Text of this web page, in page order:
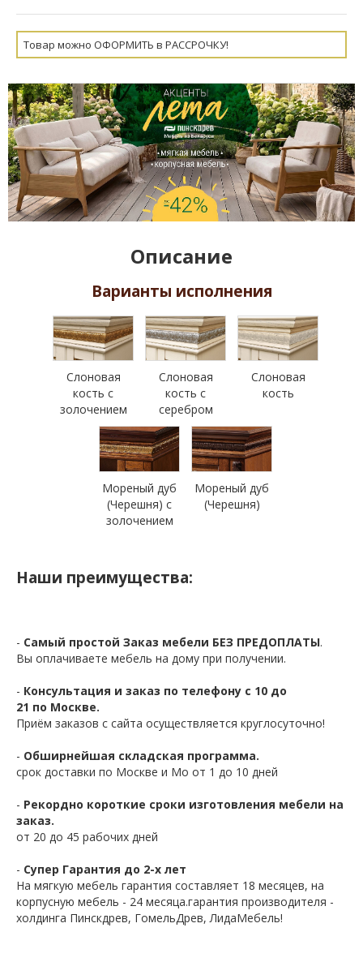
Товар можно ОФОРМИТЬ в РАССРОЧКУ!
Описание
Варианты исполнения
Слоновая
кость с
золочением
Слоновая
кость с
серебром
Слоновая
кость
Мореный дуб
(Черешня) с
золочением
Мореный дуб
(Черешня)
Наши преимущества:
- Самый простой Заказ мебели БЕЗ ПРЕДОПЛАТЫ.
Вы оплачиваете мебель на дому при получении.
- Консультация и заказ по телефону с 10 до
21 по Москве.
Приём заказов с сайта осуществляется круглосуточно!
- Обширнейшая складская программа.
срок доставки по Москве и Мо от 1 до 10 дней
- Рекордно короткие сроки изготовления мебели на
заказ.
от 20 до 45 рабочих дней
- Супер Гарантия до 2-х лет
На мягкую мебель гарантия составляет 18 месяцев, на
корпусную мебель - 24 месяца.гарантия производителя -
холдинга Пинскдрев, ГомельДрев, ЛидаМебель!